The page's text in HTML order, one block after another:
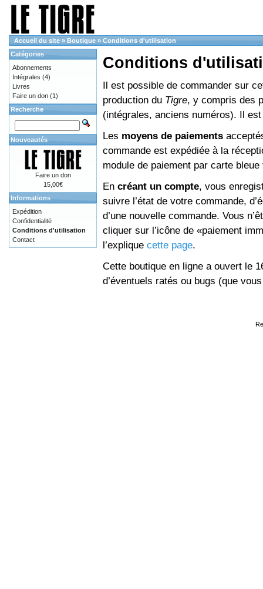
Accueil du site » Boutique » Conditions d'utilisation
Conditions
Il est possible de commander sur
production du Tigre, y compris des
(intégrales, anciens numéros). Il
Les moyens de paiements
commande est expédiée à la
module de paiement par carte
En créant un compte, vous
suivre l’état de votre commande,
d’une nouvelle commande. Vous
cliquer sur l’icône de «paiement
l’explique cette page.
Cette boutique en ligne a ouvert le
d’éventuels ratés ou bugs (que
Catégories
Abonnements
Intégrales (4)
Livres
Faire un don (1)
Recherche
Nouveautés
Faire un don
15,00€
Informations
Expédition
Confidentialité
Conditions d'utilisation
Contact